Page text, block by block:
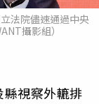
法院儘速通過中央
攝影組）
視察外轆排